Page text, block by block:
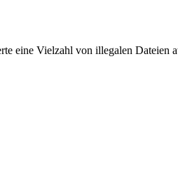
eine Vielzahl von illegalen Dateien